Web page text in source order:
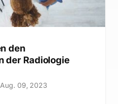
den
der Radiologie
Aug. 09, 2023